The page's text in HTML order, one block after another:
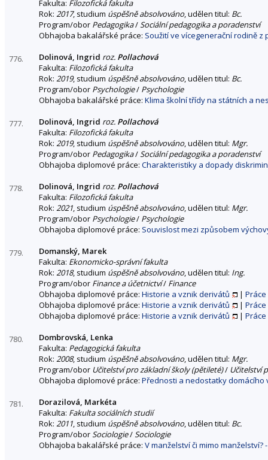
Fakulta: Filozofická fakulta
Rok: 2017, studium úspěšně absolvováno, udělen titul: Bc.
Program/obor Pedagogika/Sociální pedagogika a poradenství
Obhajoba bakalářské práce: Soužití ve vícegenerační rodině
776. Dolinová, Ingrid roz. Pollachová
Fakulta: Filozofická fakulta
Rok: 2019, studium úspěšně absolvováno, udělen titul: Bc.
Program/obor Psychologie/ Psychologie
Obhajoba bakalářské práce: Klima školní třídy na státních a
777. Dolinová, Ingrid roz. Pollachová
Fakulta: Filozofická fakulta
Rok: 2019, studium úspěšně absolvováno, udělen titul: Mgr.
Program/obor Pedagogika/Sociální pedagogika a poradenství
Obhajoba diplomové práce: Charakteristiky a dopady
778. Dolinová, Ingrid roz. Pollachová
Fakulta: Filozofická fakulta
Rok: 2021, studium úspěšně absolvováno, udělen titul: Mgr.
Program/obor Psychologie/ Psychologie
Obhajoba diplomové práce: Souvislost mezi způsobem
779.
Domanský, Marek
Fakulta: Ekonomicko-správní fakulta
Rok: 2018, studium úspěšně absolvováno, udělen titul: Ing.
Program/obor Finance a účetnictví/ Finance
Obhajoba diplomové práce: Historie a vznik derivátů |
Obhajoba diplomové práce: Historie a vznik derivátů |
Obhajoba diplomové práce: Historie a vznik derivátů |
780.
Dombrovská, Lenka
Fakulta: Pedagogická fakulta
Rok: 2008, studium úspěšně absolvováno, udělen titul: Mgr.
Program/obor Učitelství pro základní školy (pětileté)/ Učitelství
Obhajoba diplomové práce: Přednosti a nedostatky domácího
781.
Dorazilová, Markéta
Fakulta: Fakulta sociálních studií
Rok: 2011, studium úspěšně absolvováno, udělen titul: Bc.
Program/oborSociologie/Sociologie
Obhajoba bakalářské práce: V manželství či mimo